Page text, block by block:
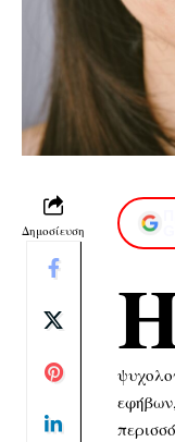
Δημοσίευση